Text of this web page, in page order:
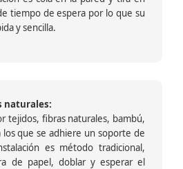
tiempo de espera por lo que su
y sencilla.
naturales:
tejidos, fibras naturales, bambú,
que se adhiere un soporte de
es método tradicional,
de papel, doblar y esperar el